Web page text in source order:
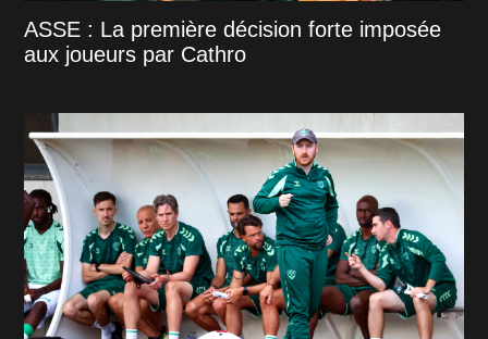
ASSE : La première décision forte imposée
aux joueurs par Cathro